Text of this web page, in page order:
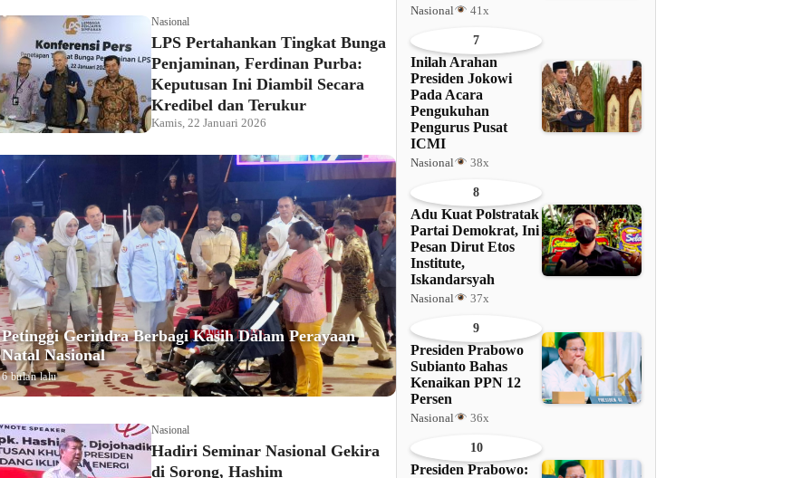
Nasional
LPS Pertahankan Tingkat Bunga
Penjaminan, Ferdinan Purba:
Keputusan Ini Diambil Secara
Kredibel dan Terukur
Kamis, 22 Januari 2026
Petinggi Gerindra Berbagi Kasih Dalam Perayaan
Natal Nasional
6 bulan lalu
Nasional
Hadiri Seminar Nasional Gekira
di Sorong, Hashim
Nasional 41x
7
Inilah Arahan
Presiden Jokowi
Pada Acara
Pengukuhan
Pengurus Pusat
ICMI
Nasional 38x
8
Adu Kuat Polstratak
Partai Demokrat, Ini
Pesan Dirut Etos
Institute,
Iskandarsyah
Nasional 37x
9
Presiden Prabowo
Subianto Bahas
Kenaikan PPN 12
Persen
Nasional 36x
10
Presiden Prabowo: